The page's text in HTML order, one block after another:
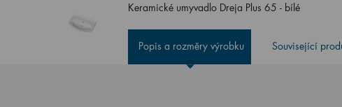
Keramické umyvadlo Dreja Plus 65 - bílé
Popis a rozměry výrobku Související